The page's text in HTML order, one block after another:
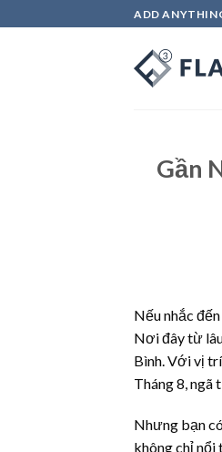
to
ADD
Gần
Nếu nhắc
Nơi đây từ
Bình. Với vị
Tháng 8, ngã
Nhưng bạn
không chỉ nổi